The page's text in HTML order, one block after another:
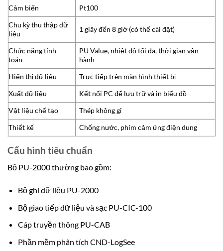
Cảm biến
Pt100
Chu kỳ thu thập dữ
liệu
1 giây đến 8 giờ (có thể cài đặt)
Chức năng tính
toán
PU Value, nhiệt độ tối đa, thời gian vận
hành
Hiển thị dữ liệu
Trực tiếp trên màn hình thiết bị
Xuất dữ liệu
Kết nối PC để lưu trữ và in biểu đồ
Vật liệu chế tạo
Thép không gỉ
Thiết kế
Chống nước, phím cảm ứng điện dung
Cấu hình tiêu chuẩn
Bộ PU-2000 thường bao gồm:
Bộ ghi dữ liệu PU-2000
Bộ giao tiếp dữ liệu và sạc PU-CIC-100
Cáp truyền thông PU-CAB
Phần mềm phân tích CND-LogSee